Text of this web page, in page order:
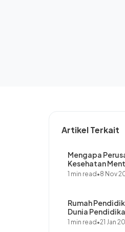
Artikel Terkait
Mengapa
Kesehatan
1 min read •8 Nov
Rumah
Dunia
1 min read •21 Jan